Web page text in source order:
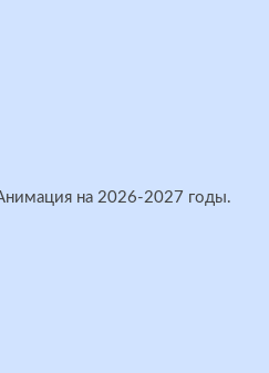
на 2026-2027 годы.